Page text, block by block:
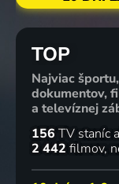
TOP
Najviac športu,
dokumentov,
a televíznej
156 TV staníc
2 442 filmov